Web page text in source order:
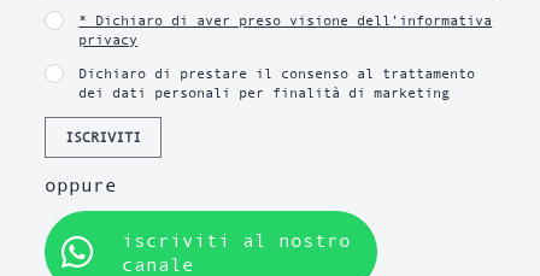
* Dichiaro di aver preso visione dell’informativa
privacy
Dichiaro di prestare il consenso al trattamento
dei dati personali per finalità di marketing
ISCRIVITI
oppure
iscriviti al nostro
canale